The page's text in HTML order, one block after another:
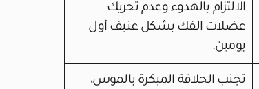
الالتزام بالهدوء وعدم تحريك
عضلات الفك بشكل عنيف أول
يومين.
تجنب الحلاقة المبكرة بالموس،